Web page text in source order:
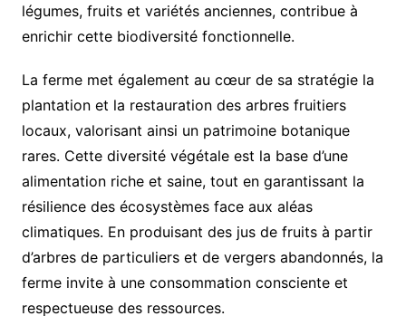
légumes, fruits et variétés anciennes, contribue à
enrichir cette biodiversité fonctionnelle.
La ferme met également au cœur de sa stratégie la
plantation et la restauration des arbres fruitiers
locaux, valorisant ainsi un patrimoine botanique
rares. Cette diversité végétale est la base d’une
alimentation riche et saine, tout en garantissant la
résilience des écosystèmes face aux aléas
climatiques. En produisant des jus de fruits à partir
d’arbres de particuliers et de vergers abandonnés, la
ferme invite à une consommation consciente et
respectueuse des ressources.